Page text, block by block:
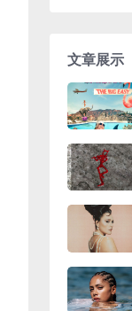
文章展示